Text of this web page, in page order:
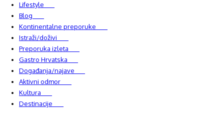
Lifestyle
Blog
Kontinentalne preporuke
Istraži/doživi
Preporuka izleta
Gastro Hrvatska
Događanja/najave
Aktivni odmor
Kultura
Destinacije